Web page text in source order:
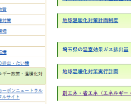
Q. 今使っている給湯器の撤去費用は補助
Q. 給湯器の交換補助金は2026年にいく
Q. 給湯器補助金2026の申請期限はいつ